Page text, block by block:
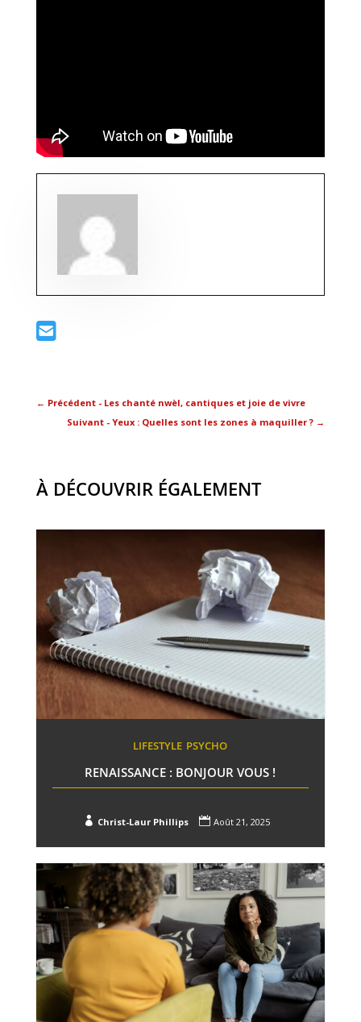
← Précédent - Les chanté nwèl, cantiques et joie de vivre
Suivant - Yeux : Quelles sont les zones à maquiller ? →
À DÉCOUVRIR ÉGALEMENT
LIFESTYLE PSYCHO
RENAISSANCE : BONJOUR VOUS !
 Christ-Laur Phillips  Août 21, 2025